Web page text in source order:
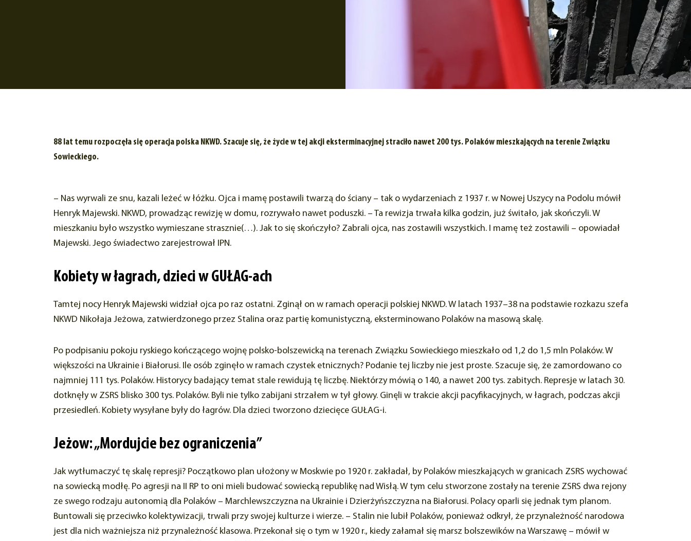
88 lat temu rozpoczęła się operacja polska NKWD. Szacuje się, że życie w tej akcji eksterminacyjnej straciło nawet 200 tys. Polaków mieszkających na terenie Związku
Sowieckiego.
– Nas wyrwali ze snu, kazali leżeć w łóżku. Ojca i mamę postawili twarzą do ściany – tak o wydarzeniach z 1937 r. w Nowej Uszycy na Podolu mówił
Henryk Majewski. NKWD, prowadząc rewizję w domu, rozrywało nawet poduszki. – Ta rewizja trwała kilka godzin, już świtało, jak skończyli. W
mieszkaniu było wszystko wymieszane strasznie(…). Jak to się skończyło? Zabrali ojca, nas zostawili wszystkich. I mamę też zostawili – opowiadał
Majewski. Jego świadectwo zarejestrował IPN.
Kobiety w łagrach, dzieci w GUŁAG-ach
Tamtej nocy Henryk Majewski widział ojca po raz ostatni. Zginął on w ramach operacji polskiej NKWD. W latach 1937–38 na podstawie rozkazu szefa
NKWD Nikołaja Jeżowa, zatwierdzonego przez Stalina oraz partię komunistyczną, eksterminowano Polaków na masową skalę.
Po podpisaniu pokoju ryskiego kończącego wojnę polsko-bolszewicką na terenach Związku Sowieckiego mieszkało od 1,2 do 1,5 mln Polaków. W
większości na Ukrainie i Białorusi. Ile osób zginęło w ramach czystek etnicznych? Podanie tej liczby nie jest proste. Szacuje się, że zamordowano co
najmniej 111 tys. Polaków. Historycy badający temat stale rewidują tę liczbę. Niektórzy mówią o 140, a nawet 200 tys. zabitych. Represje w latach 30.
dotknęły w ZSRS blisko 300 tys. Polaków. Byli nie tylko zabijani strzałem w tył głowy. Ginęli w trakcie akcji pacyfikacyjnych, w łagrach, podczas akcji
przesiedleń. Kobiety wysyłane były do łagrów. Dla dzieci tworzono dziecięce GUŁAG-i.
Jeżow: „Mordujcie bez ograniczenia”
Jak wytłumaczyć tę skalę represji? Początkowo plan ułożony w Moskwie po 1920 r. zakładał, by Polaków mieszkających w granicach ZSRS wychować
na sowiecką modłę. Po agresji na II RP to oni mieli budować sowiecką republikę nad Wisłą. W tym celu stworzone zostały na terenie ZSRS dwa rejony
ze swego rodzaju autonomią dla Polaków – Marchlewszczyzna na Ukrainie i Dzierżyńszczyzna na Białorusi. Polacy oparli się jednak tym planom.
Buntowali się przeciwko kolektywizacji, trwali przy swojej kulturze i wierze. – Stalin nie lubił Polaków, ponieważ odkrył, że przynależność narodowa
jest dla nich ważniejsza niż przynależność klasowa. Przekonał się o tym w 1920 r., kiedy załamał się marsz bolszewików na Warszawę – mówił w